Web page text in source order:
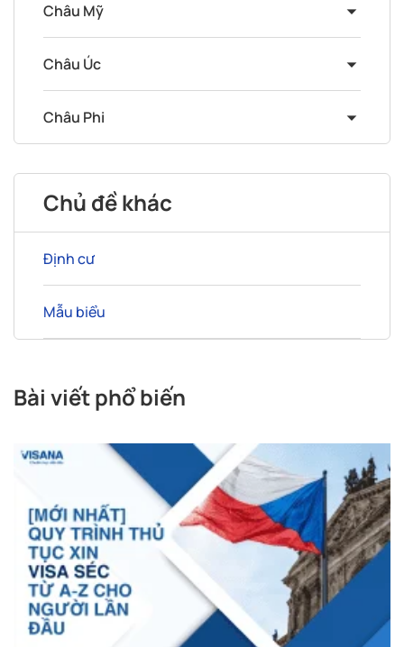
Châu Mỹ
Châu Úc
Châu Phi
Chủ đề khác
Định cư
Mẫu biểu
Bài viết phổ biến